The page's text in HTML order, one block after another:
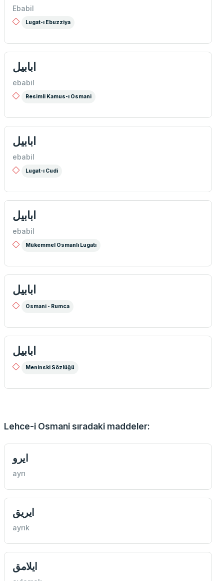
Ebabil
Lugat-ı Ebuzziya
ابابیل
ebabil
Resimli Kamus-ı Osmani
ابابیل
ebabil
Lugat-ı Cudi
ابابیل
ebabil
Mükemmel Osmanlı Lugatı
ابابيل
Osmani - Rumca
ابابيل
Meninski Sözlüğü
Lehce-i Osmani sıradaki maddeler:
ايرو
ayrı
ايريق
ayrık
ايلامق